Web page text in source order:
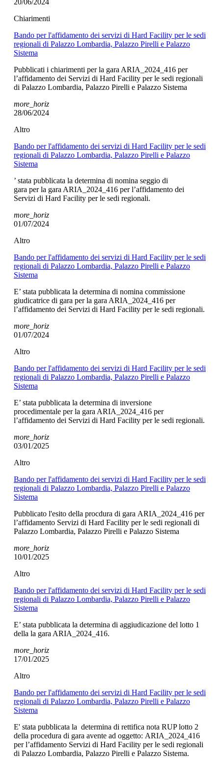
Chiarimenti
Bando per l'affidamento dei servizi di Hard Facility per le sedi
regionali di Palazzo Lombardia, Palazzo Pirelli e Palazzo
Sistema
Pubblicati i chiarimenti per la gara ARIA_2024_416 per
l’affidamento dei Servizi di Hard Facility per le sedi regionali
di Palazzo Lombardia, Palazzo Pirelli e Palazzo Sistema
more_horiz
28/06/2024
Altro
Bando per l'affidamento dei servizi di Hard Facility per le sedi
regionali di Palazzo Lombardia, Palazzo Pirelli e Palazzo
Sistema
’ stata pubblicata la determina di nomina seggio di
gara per la gara ARIA_2024_416 per l’affidamento dei
Servizi di Hard Facility per le sedi regionali.
more_horiz
01/07/2024
Altro
Bando per l'affidamento dei servizi di Hard Facility per le sedi
regionali di Palazzo Lombardia, Palazzo Pirelli e Palazzo
Sistema
E’ stata pubblicata la determina di nomina commissione
giudicatrice di gara per la gara ARIA_2024_416 per
l’affidamento dei Servizi di Hard Facility per le sedi regionali.
more_horiz
01/07/2024
Altro
Bando per l'affidamento dei servizi di Hard Facility per le sedi
regionali di Palazzo Lombardia, Palazzo Pirelli e Palazzo
Sistema
E’ stata pubblicata la determina di inversione
procedimentale per la gara ARIA_2024_416 per
l’affidamento dei Servizi di Hard Facility per le sedi regionali.
more_horiz
03/01/2025
Altro
Bando per l'affidamento dei servizi di Hard Facility per le sedi
regionali di Palazzo Lombardia, Palazzo Pirelli e Palazzo
Sistema
Pubblicato l'esito della procdura di gara ARIA_2024_416 per
l’affidamento Servizi di Hard Facility per le sedi regionali di
Palazzo Lombardia, Palazzo Pirelli e Palazzo Sistema
more_horiz
10/01/2025
Altro
Bando per l'affidamento dei servizi di Hard Facility per le sedi
regionali di Palazzo Lombardia, Palazzo Pirelli e Palazzo
Sistema
E’ stata pubblicata la determina di aggiudicazione del lotto 1
della la gara ARIA_2024_416.
more_horiz
17/01/2025
Altro
Bando per l'affidamento dei servizi di Hard Facility per le sedi
regionali di Palazzo Lombardia, Palazzo Pirelli e Palazzo
Sistema
E' stata pubblicata la determina di rettifica nota RUP lotto 2
della procedura di gara avente ad oggetto: ARIA_2024_416
per l’affidamento Servizi di Hard Facility per le sedi regionali
di Palazzo Lombardia, Palazzo Pirelli e Palazzo Sistema.